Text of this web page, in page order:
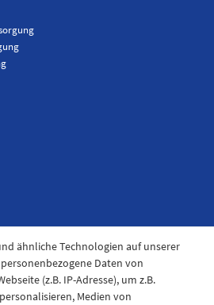
ähnliche Technologien auf unserer
Daten von
(z.B. IP-Adresse), um z.B.
Medien von